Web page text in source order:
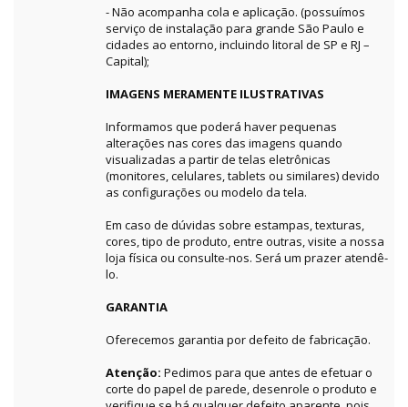
- Não acompanha cola e aplicação. (possuímos
serviço de instalação para grande São Paulo e
cidades ao entorno, incluindo litoral de SP e RJ –
Capital);
IMAGENS MERAMENTE ILUSTRATIVAS
Informamos que poderá haver pequenas
alterações nas cores das imagens quando
visualizadas a partir de telas eletrônicas
(monitores, celulares, tablets ou similares) devido
as configurações ou modelo da tela.
Em caso de dúvidas sobre estampas, texturas,
cores, tipo de produto, entre outras, visite a nossa
loja física ou consulte-nos. Será um prazer atendê-
lo.
GARANTIA
Oferecemos garantia por defeito de fabricação.
Atenção: Pedimos para que antes de efetuar o
corte do papel de parede, desenrole o produto e